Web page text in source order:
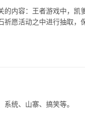
的内容：王者游戏中，凯
祈愿活动之中进行抽取，
系统、山寨、搞笑等。